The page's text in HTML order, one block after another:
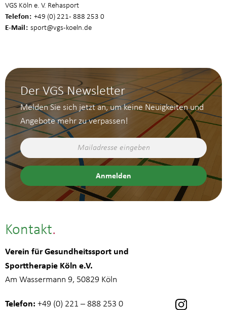
VGS Köln e. V. Rehasport
Telefon +49 (0) 221 - 888 253 0
E-Mail sport@vgs-koeln.de
Der VGS Newsletter
Melden Sie sich jetzt an, um keine Neuigkeiten und
Angebote mehr zu verpassen!
Kontakt
Verein für Gesundheitssport und
Sporttherapie Köln e.V.
Am Wassermann 9, 50829 Köln
Telefon: +49 (0) 221 – 888 253 0